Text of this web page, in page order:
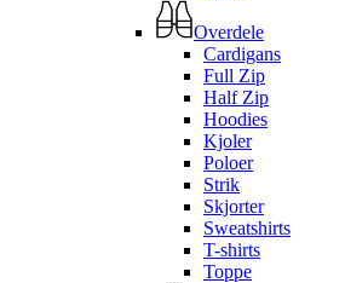
Overdele
Cardigans
Full Zip
Half Zip
Hoodies
Kjoler
Poloer
Strik
Skjorter
Sweatshirts
T-shirts
Toppe